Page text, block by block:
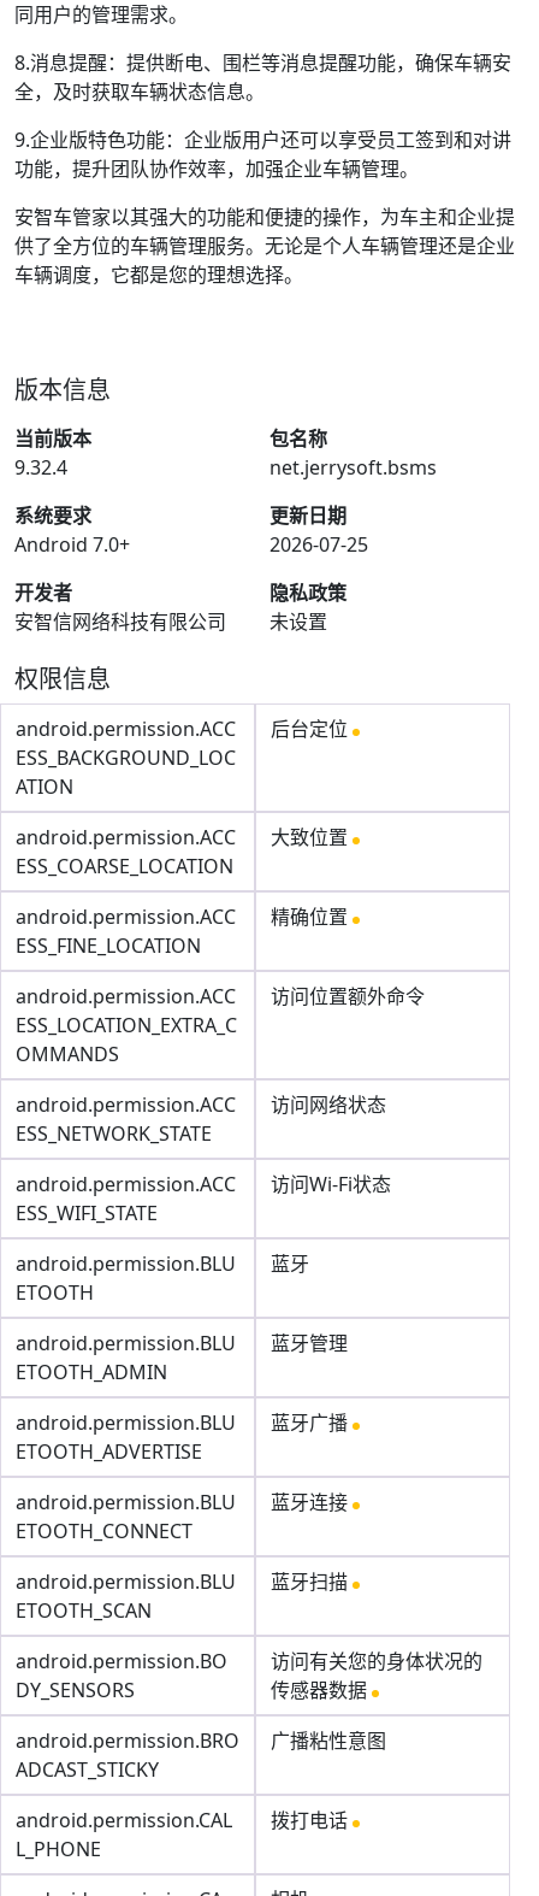
同用户的管理需求。
8.消息提醒：提供断电、围栏等消息提醒功能，确保车辆安
全，及时获取车辆状态信息。
9.企业版特色功能：企业版用户还可以享受员工签到和对讲
功能，提升团队协作效率，加强企业车辆管理。
安智车管家以其强大的功能和便捷的操作，为车主和企业提
供了全方位的车辆管理服务。无论是个人车辆管理还是企业
车辆调度，它都是您的理想选择。
版本信息
当前版本
9.32.4
包名称
net.jerrysoft.bsms
系统要求
Android 7.0+
更新日期
2026-07-25
开发者
安智信网络科技有限公司
隐私政策
未设置
权限信息
android.permission.ACC
ESS_BACKGROUND_LOC
ATION
后台定位
android.permission.ACC
ESS_COARSE_LOCATION
大致位置
android.permission.ACC
ESS_FINE_LOCATION
精确位置
android.permission.ACC
ESS_LOCATION_EXTRA_C
OMMANDS
访问位置额外命令
android.permission.ACC
ESS_NETWORK_STATE
访问网络状态
android.permission.ACC
ESS_WIFI_STATE
访问Wi-Fi状态
android.permission.BLU
ETOOTH
蓝牙
android.permission.BLU
ETOOTH_ADMIN
蓝牙管理
android.permission.BLU
ETOOTH_ADVERTISE
蓝牙广播
android.permission.BLU
ETOOTH_CONNECT
蓝牙连接
android.permission.BLU
ETOOTH_SCAN
蓝牙扫描
android.permission.BO
DY_SENSORS
访问有关您的身体状况的
传感器数据
android.permission.BRO
ADCAST_STICKY
广播粘性意图
android.permission.CAL
L_PHONE
拨打电话